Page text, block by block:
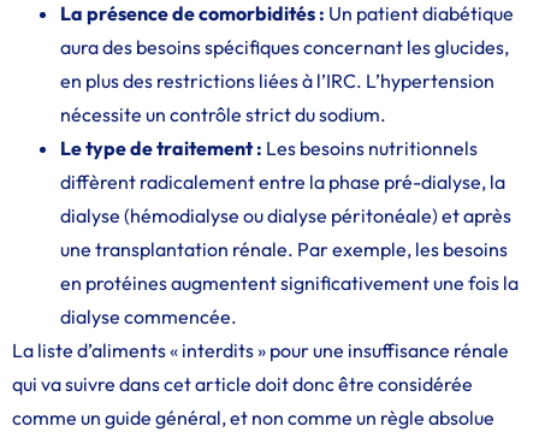
La présence de comorbidités : Un patient diabétique
aura des besoins spécifiques concernant les glucides,
en plus des restrictions liées à l’IRC. L’hypertension
nécessite un contrôle strict du sodium.
Le type de traitement : Les besoins nutritionnels
diffèrent radicalement entre la phase pré-dialyse, la
dialyse (hémodialyse ou dialyse péritonéale) et après
une transplantation rénale. Par exemple, les besoins
en protéines augmentent significativement une fois la
dialyse commencée.
La liste d’aliments « interdits » pour une insuffisance rénale
qui va suivre dans cet article doit donc être considérée
comme un guide général, et non comme un règle absolue